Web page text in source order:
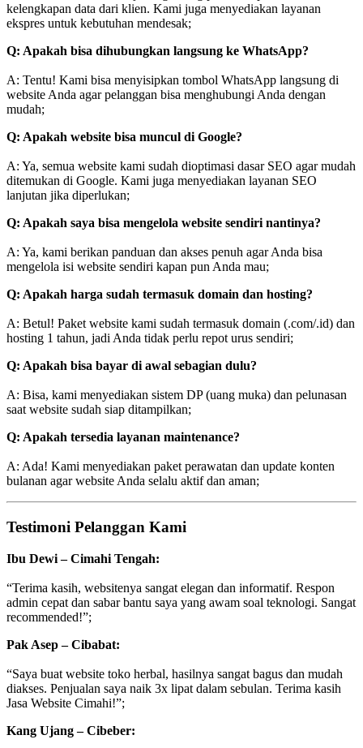
kelengkapan data dari klien. Kami juga menyediakan layanan
ekspres untuk kebutuhan mendesak;
Q: Apakah bisa dihubungkan langsung ke WhatsApp?
A: Tentu! Kami bisa menyisipkan tombol WhatsApp langsung di
website Anda agar pelanggan bisa menghubungi Anda dengan
mudah;
Q: Apakah website bisa muncul di Google?
A: Ya, semua website kami sudah dioptimasi dasar SEO agar mudah
ditemukan di Google. Kami juga menyediakan layanan SEO
lanjutan jika diperlukan;
Q: Apakah saya bisa mengelola website sendiri nantinya?
A: Ya, kami berikan panduan dan akses penuh agar Anda bisa
mengelola isi website sendiri kapan pun Anda mau;
Q: Apakah harga sudah termasuk domain dan hosting?
A: Betul! Paket website kami sudah termasuk domain (.com/.id) dan
hosting 1 tahun, jadi Anda tidak perlu repot urus sendiri;
Q: Apakah bisa bayar di awal sebagian dulu?
A: Bisa, kami menyediakan sistem DP (uang muka) dan pelunasan
saat website sudah siap ditampilkan;
Q: Apakah tersedia layanan maintenance?
A: Ada! Kami menyediakan paket perawatan dan update konten
bulanan agar website Anda selalu aktif dan aman;
Testimoni Pelanggan Kami
Ibu Dewi – Cimahi Tengah:
“Terima kasih, websitenya sangat elegan dan informatif. Respon
admin cepat dan sabar bantu saya yang awam soal teknologi. Sangat
recommended!”;
Pak Asep – Cibabat:
“Saya buat website toko herbal, hasilnya sangat bagus dan mudah
diakses. Penjualan saya naik 3x lipat dalam sebulan. Terima kasih
Jasa Website Cimahi!”;
Kang Ujang – Cibeber: